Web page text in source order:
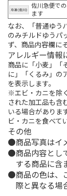
佐川急便で
ます
なお、「普通ゆう
のみチルドゆうパ
ず、商品内容欄に
アレルギー情報
商品に「小麦」「
に」「くるみ」の
を表示します。
※エビ・カニを除
された加工品も含
いる場合がありま
ビ・カニを食べて
その他
商品写真はイ
商品内容とし
する商品に含
商品の色は、
際と異なる場